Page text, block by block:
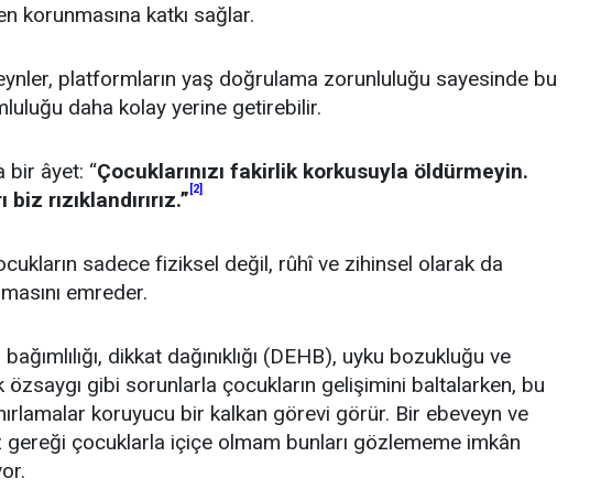
korunmasına katkı sağlar.
platformların yaş doğrulama zorunluluğu sayesinde bu
daha kolay yerine getirebilir.
bir âyet: “Çocuklarınızı fakirlik korkusuyla öldürmeyin.
biz rızıklandırırız.” [2]
sadece fiziksel değil, rûhî ve zihinsel olarak da
emreder.
dikkat dağınıklığı (DEHB), uyku bozukluğu ve
özsaygı gibi sorunlarla çocukların gelişimini baltalarken, bu
koruyucu bir kalkan görevi görür. Bir ebeveyn ve
gereği çocuklarla içiçe olmam bunları gözlememe imkân